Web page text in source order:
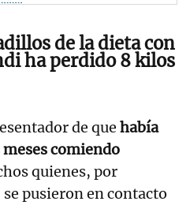
de la dieta con
ha perdido 8 kilos
de que había
comiendo
quienes, por
pusieron en contacto